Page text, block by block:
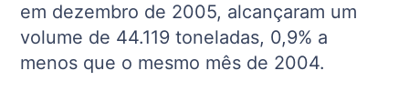
em dezembro de 2005, alcançaram um
volume de 44.119 toneladas, 0,9% a
menos que o mesmo mês de 2004.